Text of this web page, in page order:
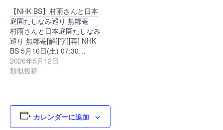
【NHK BS】村雨さんと日本
庭園たしなみ巡り 無鄰菴
村雨さんと日本庭園たしなみ
巡り 無鄰菴[解][字][再] NHK
BS 5月16日(土) 07:30…
2026年5月12日
類似投稿
カレンダーに追加